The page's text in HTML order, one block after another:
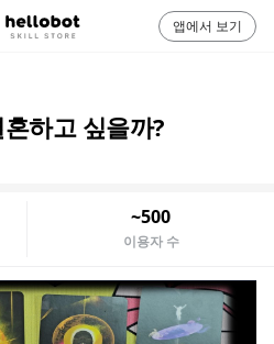
하고 싶을까?
~500
이용자 수
앱에서 보기